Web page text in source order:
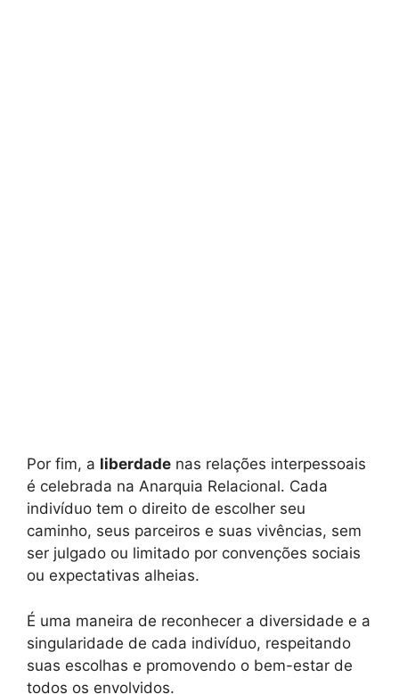
Por fim, a liberdade nas relações interpessoais
é celebrada na Anarquia Relacional. Cada
indivíduo tem o direito de escolher seu
caminho, seus parceiros e suas vivências, sem
ser julgado ou limitado por convenções sociais
ou expectativas alheias.
É uma maneira de reconhecer a diversidade e a
singularidade de cada indivíduo, respeitando
suas escolhas e promovendo o bem-estar de
todos os envolvidos.